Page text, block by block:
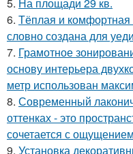
6. Тёплая и
словно создана для
7. Грамотное
основу интерьера
метр использован
8. Современный
оттенках - это
сочетается с
9. Установка